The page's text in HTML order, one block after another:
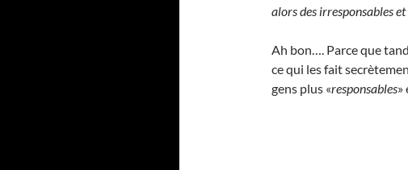
alors des irresponsables
Ah bon…. Parce que
ce qui les fait
gens plus «responsables»